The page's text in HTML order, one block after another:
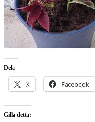
Dela
X Facebook
Gilla detta: